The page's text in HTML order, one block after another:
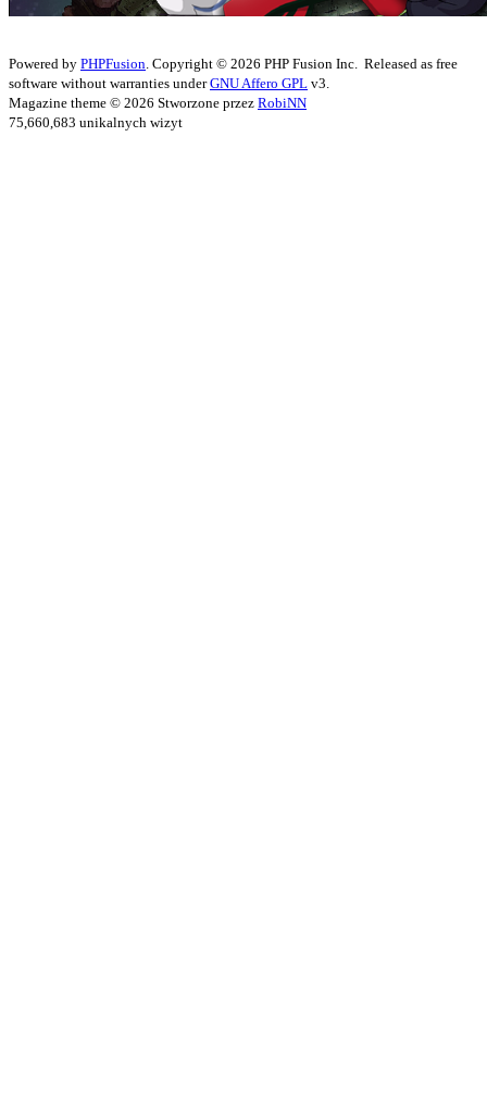
Powered by PHPFusion. Copyright © 2026 PHP Fusion Inc. Released as free
software without warranties underGNU Affero GPL v3.
Magazine theme © 2026 Stworzone przez RobiNN
75,660,683 unikalnych wizyt